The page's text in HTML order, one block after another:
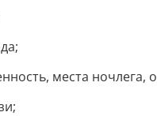
места ночлега,